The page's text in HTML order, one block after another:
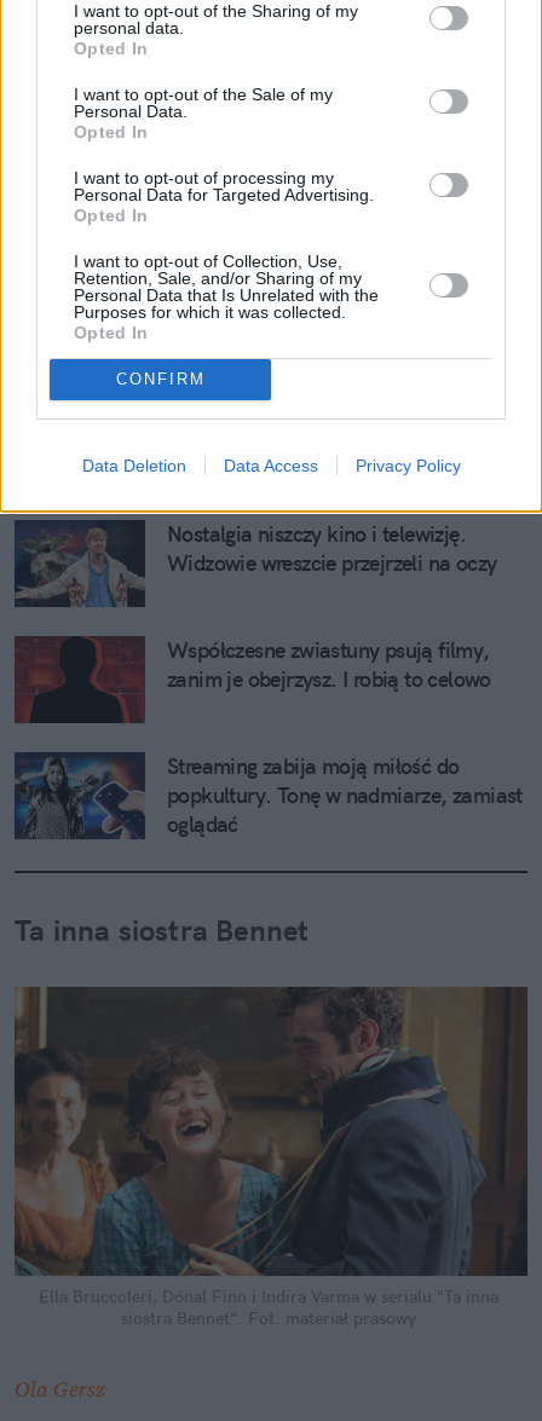
I want to opt-out of the Sharing of my
personal data.
Opted In
I want to opt-out of the Sale of my
Personal Data.
Opted In
I want to opt-out of processing my
Personal Data for Targeted Advertising.
Opted In
I want to opt-out of Collection, Use,
Retention, Sale, and/or Sharing of my
Personal Data that Is Unrelated with the
Purposes for which it was collected.
Opted In
CONFIRM
Data Deletion Data Access Privacy Policy
Zuzanna Tomaszewicz
"podróży bohatera"
historii z rodzaju coming-of-age. Anime na
podstawie mangi autorstwa Kamome Shirahamy
jest urokliwą i dynamiczną opowieścią z
pomysłowym systemem magii, w którym widać
przebłyski geniuszu Brandona Sandersona.
Gdzie obejrzeć? Crunchyroll (Prime Video)
Dalsza część artykułu poniżej.
Zobacz także
Nostalgia niszczy kino i telewizję.
Widzowie wreszcie przejrzeli na oczy
Współczesne zwiastuny psują filmy,
zanim je obejrzysz. I robią to celowo
Streaming zabija moją miłość do
popkultury. Tonę w nadmiarze, zamiast
oglądać
Ta inna siostra Bennet
Ella Bruccoleri, Dónal Finn i Indira Varma w serialu "Ta inna
siostra Bennet".
Fot. materiał prasowy
Ola Gersz